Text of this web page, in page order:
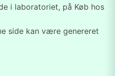
i laboratoriet, på Køb hos
side kan være genereret